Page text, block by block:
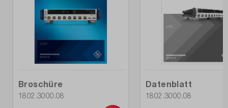
Broschüre
1802.3000.08
Datenblatt
1802.3000.08